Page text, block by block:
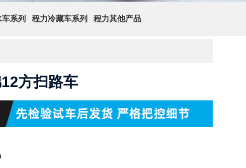
系列 程力冷藏车系列 程力其他产品
方扫路车